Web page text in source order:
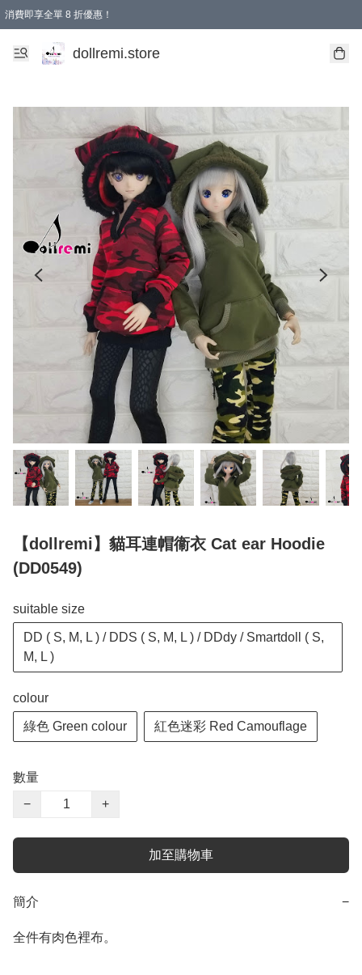
消費即享全單 8 折優惠！
購物滿 HKD 1500.00即享免運費優惠！（適用於 本地送貨、本地取貨、國際送貨 )
dollremi.store
【dollremi】貓耳連帽衞衣 Cat ear Hoodie
(DD0549)
suitable size
DD ( S, M, L ) / DDS ( S, M, L ) / DDdy / Smartdoll ( S,
M, L )
colour
綠色 Green colour 紅色迷彩 Red Camouflage
數量
−
+
加至購物車
簡介 −
全件有肉色裡布。